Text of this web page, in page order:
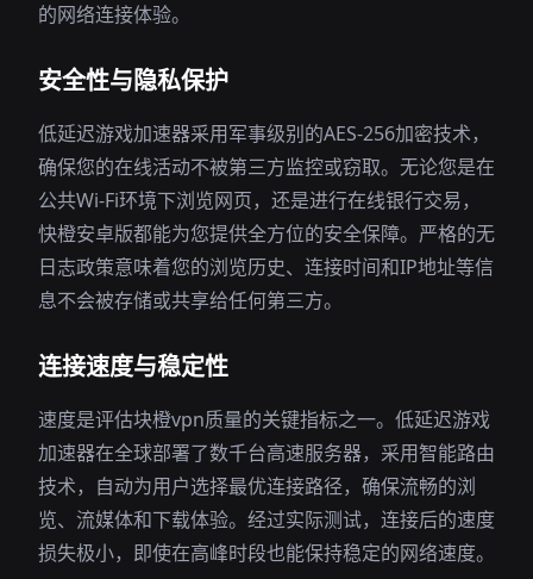
的网络连接体验。
安全性与隐私保护
低延迟游戏加速器采用军事级别的AES-256加密技术，
确保您的在线活动不被第三方监控或窃取。无论您是在
公共Wi-Fi环境下浏览网页，还是进行在线银行交易，
快橙安卓版都能为您提供全方位的安全保障。严格的无
日志政策意味着您的浏览历史、连接时间和IP地址等信
息不会被存储或共享给任何第三方。
连接速度与稳定性
速度是评估块橙vpn质量的关键指标之一。低延迟游戏
加速器在全球部署了数千台高速服务器，采用智能路由
技术，自动为用户选择最优连接路径，确保流畅的浏
览、流媒体和下载体验。经过实际测试，连接后的速度
损失极小，即使在高峰时段也能保持稳定的网络速度。